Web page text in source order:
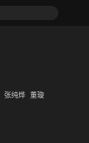
张纯烨 董璇